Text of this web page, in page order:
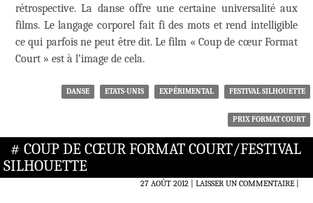
rétrospective. La danse offre une certaine universalité aux
films. Le langage corporel fait fi des mots et rend intelligible
ce qui parfois ne peut être dit. Le film « Coup de cœur Format
Court » est à l’image de cela.
DANSE ETATS-UNIS EXPÉRIMENTAL FESTIVAL SILHOUETTE
PRIX FORMAT COURT
# COUP DE CŒUR FORMAT COURT/FESTIVAL
SILHOUETTE
27 AOÛT 2012 LAISSER UN COMMENTAIRE|